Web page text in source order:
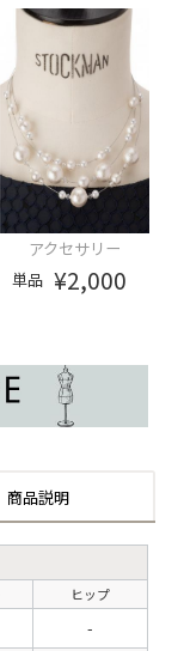
アクセサリー
単品 ¥2,000
商品説明
ヒップ
-